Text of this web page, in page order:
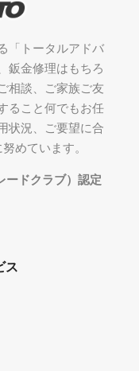
「トータルアドバ
鈑金修理はもちろ
相談、ご家族ご友
ること何でもお任
状況、ご要望に合
めています。
ードクラブ）認定
ス